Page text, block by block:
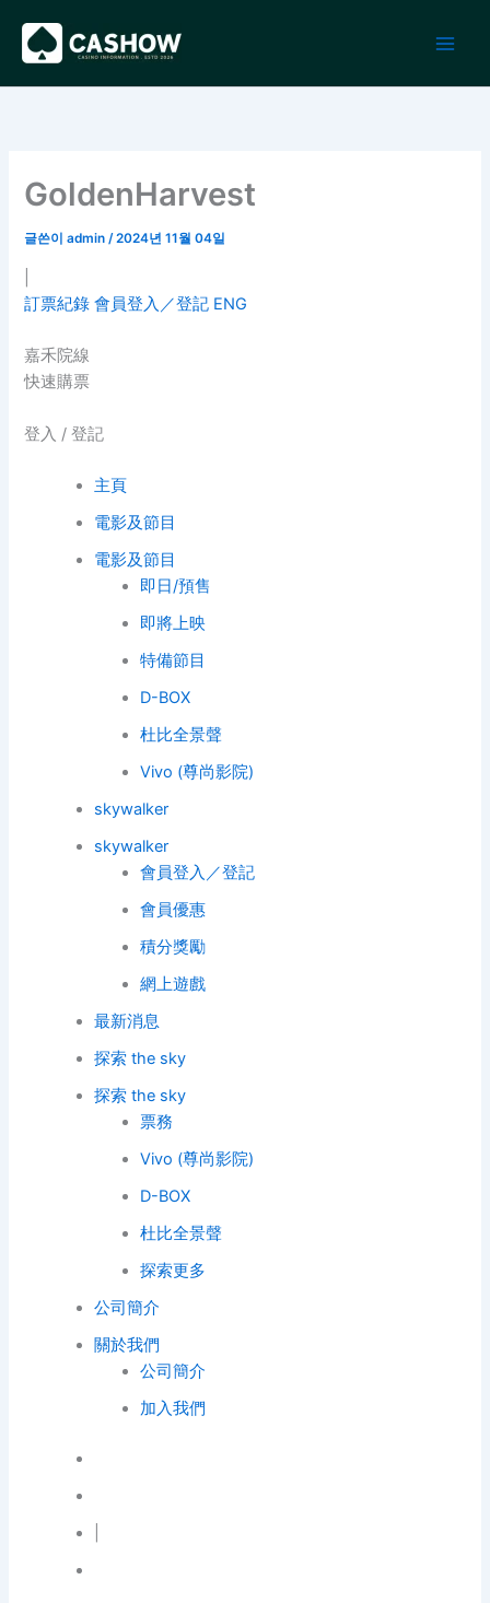
로
GoldenHarvest
글쓴이admin/2024년 11월 04일
訂票紀錄 會員登入／登記 ENG
嘉禾院線
快速購票
登入 / 登記
主頁
電影及節目
電影及節目
即日/預售
即將上映
特備節目
D-BOX
杜比全景聲
Vivo (尊尚影院)
skywalker
skywalker
會員登入／登記
會員優惠
積分獎勵
網上遊戲
最新消息
探索 the sky
探索 the sky
票務
Vivo (尊尚影院)
D-BOX
杜比全景聲
探索更多
公司簡介
關於我們
公司簡介
加入我們